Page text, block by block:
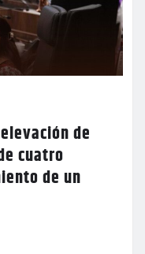
de
cuatro
de un